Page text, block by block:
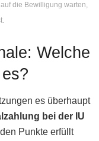
die Bewilligung warten,
Welche
es überhaupt
bei der IU
Punkte erfüllt